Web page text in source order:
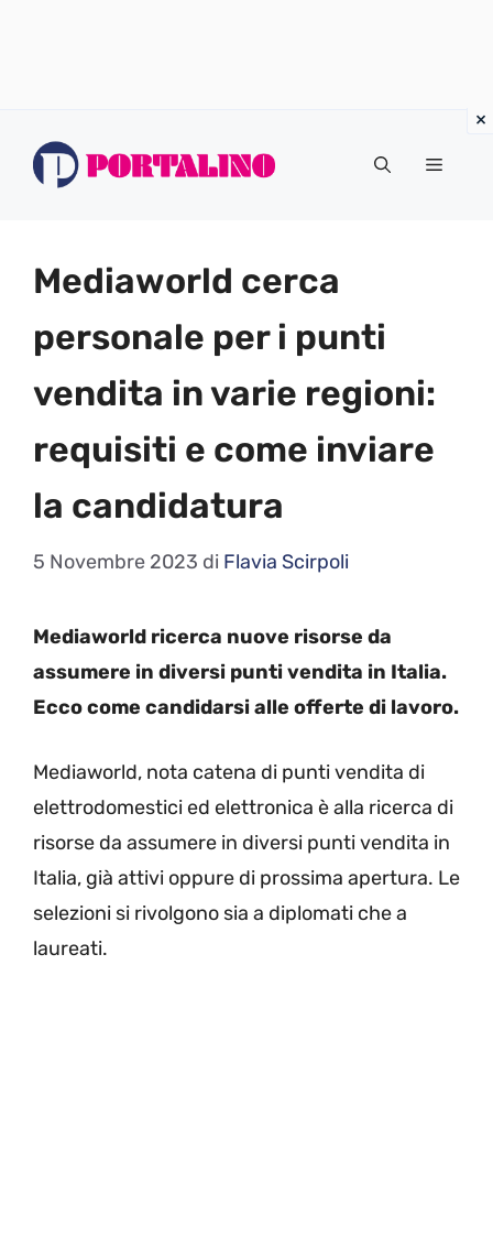
Menu
Mediaworld cerca
personale per i punti
vendita in varie regioni:
requisiti e come inviare
la candidatura
5 Novembre 2023 di Flavia Scirpoli
Mediaworld ricerca nuove risorse da
assumere in diversi punti vendita in Italia.
Ecco come candidarsi alle offerte di lavoro.
Mediaworld, nota catena di punti vendita di
elettrodomestici ed elettronica è alla ricerca di
risorse da assumere in diversi punti vendita in
Italia, già attivi oppure di prossima apertura. Le
selezioni si rivolgono sia a diplomati che a
laureati.